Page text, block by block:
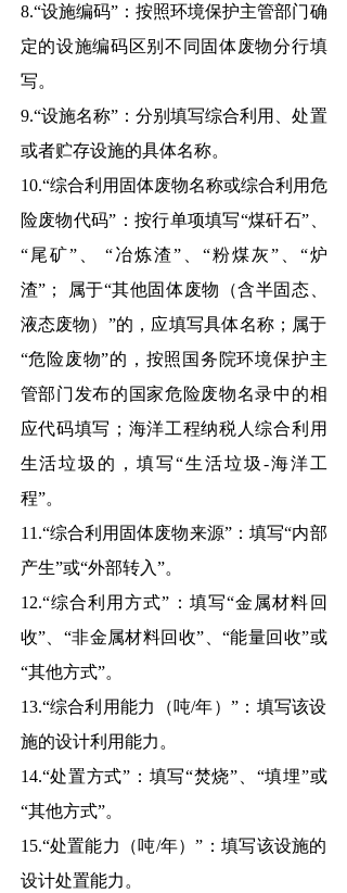
8.“设施编码”：按照环境保护主管部门确
定的设施编码区别不同固体废物分行填
写。
9.“设施名称”：分别填写综合利用、处置
或者贮存设施的具体名称。
10.“综合利用固体废物名称或综合利用危
险废物代码”：按行单项填写“煤矸石”、
“尾矿”、 “冶炼渣”、“粉煤灰”、“炉
渣”； 属于“其他固体废物（含半固态、
液态废物）”的，应填写具体名称；属于
“危险废物”的，按照国务院环境保护主
管部门发布的国家危险废物名录中的相
应代码填写；海洋工程纳税人综合利用
生活垃圾的，填写“生活垃圾-海洋工
程”。
11.“综合利用固体废物来源”：填写“内部
产生”或“外部转入”。
12.“综合利用方式”：填写“金属材料回
收”、“非金属材料回收”、“能量回收”或
“其他方式”。
13.“综合利用能力（吨/年）”：填写该设
施的设计利用能力。
14.“处置方式”：填写“焚烧”、“填埋”或
“其他方式”。
15.“处置能力（吨/年）”：填写该设施的
设计处置能力。